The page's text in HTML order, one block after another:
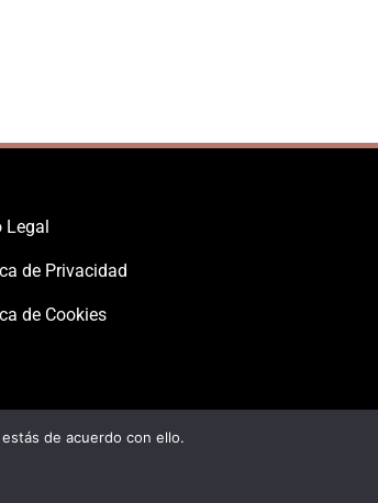
de Privacidad
de Cookies
por Multiatlas, S.L. - 2026
de acuerdo con ello.